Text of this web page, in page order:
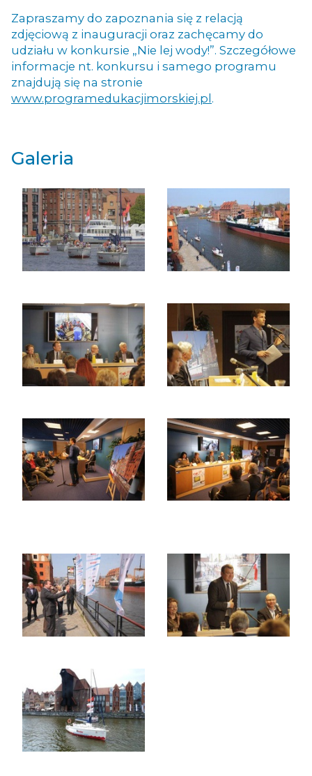
Zapraszamy do zapoznania się z relacją
zdjęciową z inauguracji oraz zachęcamy do
udziału w konkursie „Nie lej wody!”. Szczegółowe
informacje nt. konkursu i samego programu
znajdują się na stronie
www.programedukacjimorskiej.pl .
Galeria